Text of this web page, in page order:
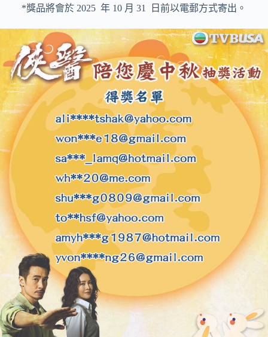
*獎品將會於 2025 年 10 月 31 日前以電郵方式寄出。